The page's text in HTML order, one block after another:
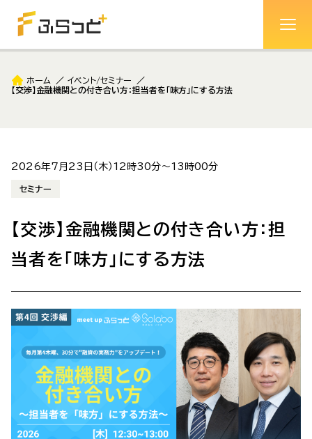
ホーム
イベント/セミナー
【交渉】金融機関との付き合い方：担当者を「味方」にする方法
2026年7月23日（木）12時30分～13時00分
セミナー
【交渉】金融機関との付き合い方：担
当者を「味方」にする方法